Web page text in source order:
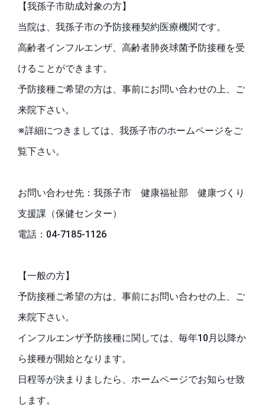
【我孫子市助成対象の方】
当院は、我孫子市の予防接種契約医療機関です。
高齢者インフルエンザ、高齢者肺炎球菌予防接種を受
けることができます。
予防接種ご希望の方は、事前にお問い合わせの上、ご
来院下さい。
※詳細につきましては、我孫子市のホームページをご
覧下さい。
お問い合わせ先：我孫子市 健康福祉部 健康づくり
支援課（保健センター）
電話：04-7185-1126
【一般の方】
予防接種ご希望の方は、事前にお問い合わせの上、ご
来院下さい。
インフルエンザ予防接種に関しては、毎年10月以降か
ら接種が開始となります。
日程等が決まりましたら、ホームページでお知らせ致
します。